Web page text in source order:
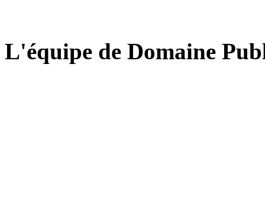
L'équipe de Domaine